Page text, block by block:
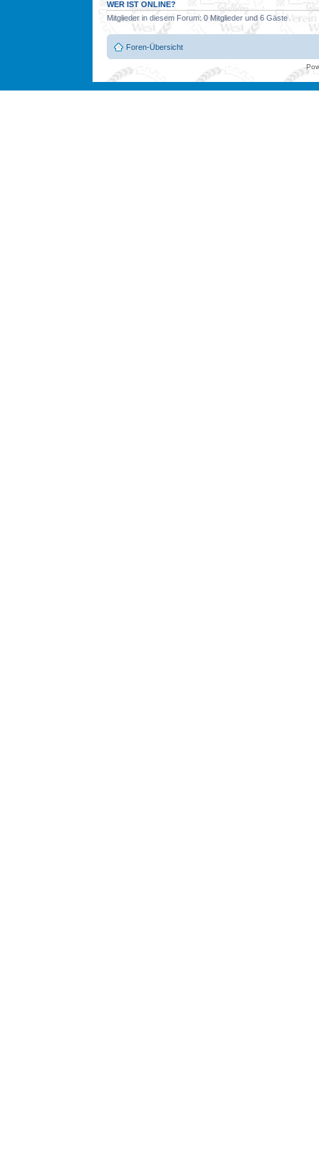
WER IST ONLINE?
Mitglieder in diesem Forum: 0 Mitglieder und 6 Gäste
Foren-Übersicht